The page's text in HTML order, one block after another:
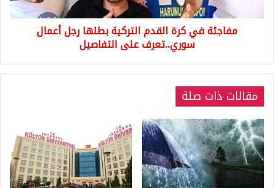
سوري..تعرف
مفاجئة في كرة القدم التركية بطلها رجل أعمال
سوري..تعرف على التفاصيل
مقالات ذات صلة